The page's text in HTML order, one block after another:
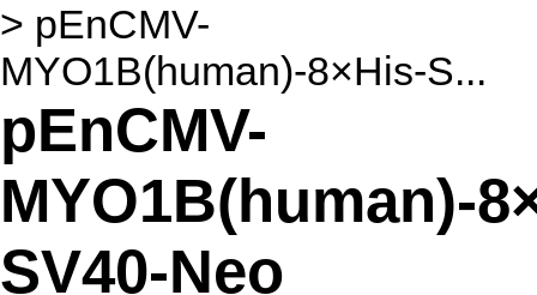
> pEnCMV-
MYO1B(human)-8×His-S...
pEnCMV-
MYO1B(human)-
SV40-Neo